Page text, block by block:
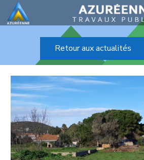
Retour aux actualités